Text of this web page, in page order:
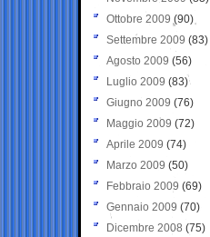
Ottobre 2009 (90)
Settembre 2009 (83)
Agosto 2009 (56)
Luglio 2009 (83)
Giugno 2009 (76)
Maggio 2009 (72)
Aprile 2009 (74)
Marzo 2009 (50)
Febbraio 2009 (69)
Gennaio 2009 (70)
Dicembre 2008 (75)